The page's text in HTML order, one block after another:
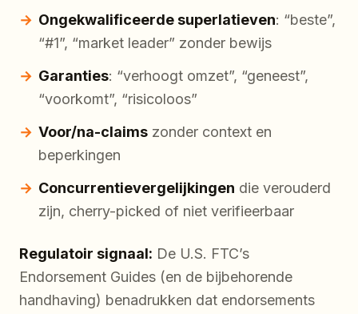
Ongekwalificeerde superlatieven: “beste”,
“#1”, “market leader” zonder bewijs
Garanties: “verhoogt omzet”, “geneest”,
“voorkomt”, “risicoloos”
Voor/na-claims zonder context en
beperkingen
Concurrentievergelijkingen die verouderd
zijn, cherry-picked of niet verifieerbaar
Regulatoir signaal: De U.S. FTC’s
Endorsement Guides (en de bijbehorende
handhaving) benadrukken dat endorsements